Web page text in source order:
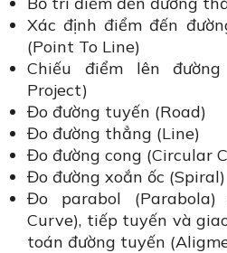
Xác định điểm đến
(Point To Line)
Chiếu điểm lên
Project)
Đo đường tuyến (Road)
Đo đường thẳng (Line)
Đo đường cong (Circular
Đo đường xoắn ốc (Spiral)
Đo parabol
Curve), tiếp tuyến và
toán đường tuyến